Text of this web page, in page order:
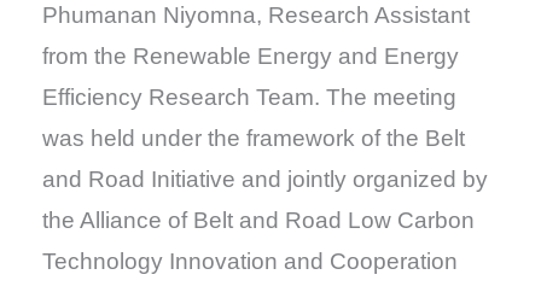
Phumanan Niyomna, Research Assistant
from the Renewable Energy and Energy
Efficiency Research Team. The meeting
was held under the framework of the Belt
and Road Initiative and jointly organized by
the Alliance of Belt and Road Low Carbon
Technology Innovation and Cooperation